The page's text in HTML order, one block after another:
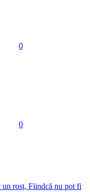
0
0
un rost, Fiindcă nu pot fi